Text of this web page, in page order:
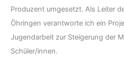
Produzent umgesetzt. Als Leiter
Öhringen verantworte ich ein
Jugendarbeit zur Steigerung der
Schüler/innen.